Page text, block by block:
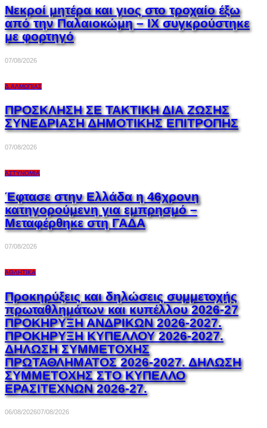
Νεκροί μητέρα και γιος στο τροχαίο έξω
από την Παλαιοκώμη – ΙΧ συγκρούστηκε
με φορτηγό
07/08/2026
Δ.ΑΛΜΩΠΊΑΣ
ΠΡΟΣΚΛΗΣΗ ΣΕ ΤΑΚΤΙΚΗ ΔΙΑ ΖΩΣΗΣ
ΣΥΝΕΔΡΙΑΣΗ ΔΗΜΟΤΙΚΗΣ ΕΠΙΤΡΟΠΗΣ
07/08/2026
ΑΣΤΥΝΟΜΊΑ
Έφτασε στην Ελλάδα η 46χρονη
κατηγορούμενη για εμπρησμό –
Μεταφέρθηκε στη ΓΑΔΑ
07/08/2026
ΑΘΛΗΤΙΚΆ
Προκηρύξεις και δηλώσεις συμμετοχής
πρωταθλημάτων και κυπέλλου 2026-27
ΠΡΟΚΗΡΥΞΗ ΑΝΔΡΙΚΩΝ 2026-2027.
ΠΡΟΚΗΡΥΞΗ ΚΥΠΕΛΛΟΥ 2026-2027.
ΔΗΛΩΣΗ ΣΥΜΜΕΤΟΧΗΣ
ΠΡΩΤΑΘΛΗΜΑΤΟΣ 2026-2027. ΔΗΛΩΣΗ
ΣΥΜΜΕΤΟΧΗΣ ΣΤΟ ΚΥΠΕΛΛΟ
ΕΡΑΣΙΤΕΧΝΩΝ 2026-27.
06/08/202607/08/2026